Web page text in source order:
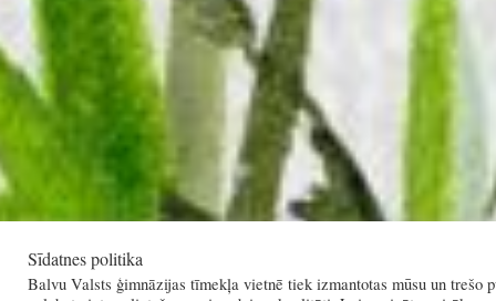
Sīdatnes politika
Balvu Valsts ģimnāzijas tīmekļa vietnē tiek izmantotas mūsu un trešo